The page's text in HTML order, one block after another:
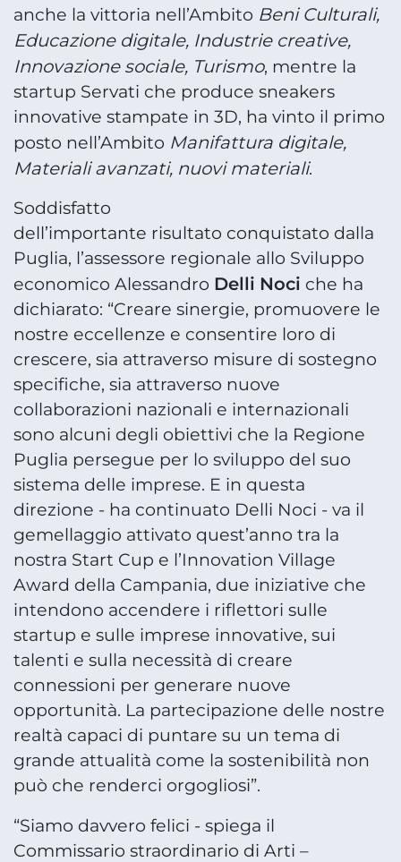
anche la vittoria nell’Ambito Beni Culturali,
Educazione digitale, Industrie creative,
Innovazione sociale, Turismo, mentre la
startup Servati che produce sneakers
innovative stampate in 3D, ha vinto il primo
posto nell’Ambito Manifattura digitale,
Materiali avanzati, nuovi materiali.
Soddisfatto
dell’importante risultato conquistato dalla
Puglia, l’assessore regionale allo Sviluppo
economico Alessandro Delli Noci che ha
dichiarato: “Creare sinergie, promuovere le
nostre eccellenze e consentire loro di
crescere, sia attraverso misure di sostegno
specifiche, sia attraverso nuove
collaborazioni nazionali e internazionali
sono alcuni degli obiettivi che la Regione
Puglia persegue per lo sviluppo del suo
sistema delle imprese. E in questa
direzione - ha continuato Delli Noci - va il
gemellaggio attivato quest’anno tra la
nostra Start Cup e l’Innovation Village
Award della Campania, due iniziative che
intendono accendere i riflettori sulle
startup e sulle imprese innovative, sui
talenti e sulla necessità di creare
connessioni per generare nuove
opportunità. La partecipazione delle nostre
realtà capaci di puntare su un tema di
grande attualità come la sostenibilità non
può che renderci orgogliosi”.
“Siamo davvero felici - spiega il
Commissario straordinario di Arti –